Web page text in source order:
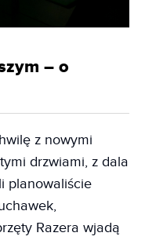
– o
z nowymi
drzwiami, z dala
planowaliście
Razera wjadą